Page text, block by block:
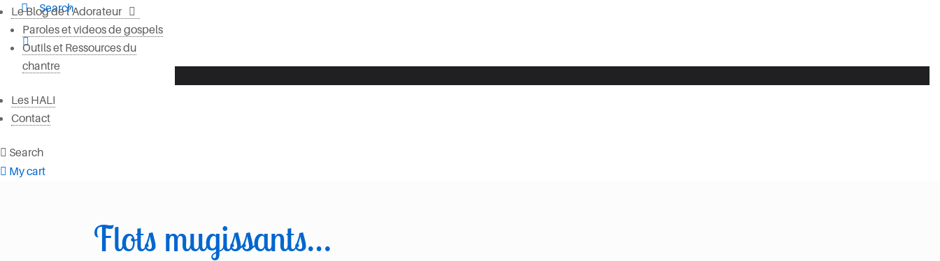
Search
Votre panier est vide.
Le Blog de l’Adorateur
Paroles et videos de gospels
Outils et Ressources du
chantre
Les HALI
Contact
Search
My cart
Flots mugissants…